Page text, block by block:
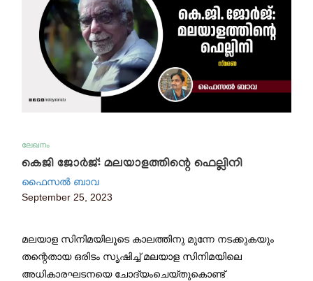
ലേഖനം
കെജി ജോർജ്: മലയാളത്തിന്റെ ഫെല്ലിനി
ഫൈസൽ ബാവ
September 25, 2023
മലയാള സിനിമയിലൂടെ കാലത്തിനു മുന്നേ നടക്കുകയും
തന്റെതായ ഒരിടം സൃഷിച്ച് മലയാള സിനിമയിലെ
അധികാരഘടനയെ ചോദ്യംചെയ്തുകൊണ്ട്